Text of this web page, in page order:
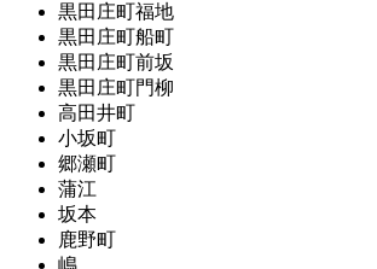
黒田庄町福地
黒田庄町船町
黒田庄町前坂
黒田庄町門柳
高田井町
小坂町
郷瀬町
蒲江
坂本
鹿野町
嶋